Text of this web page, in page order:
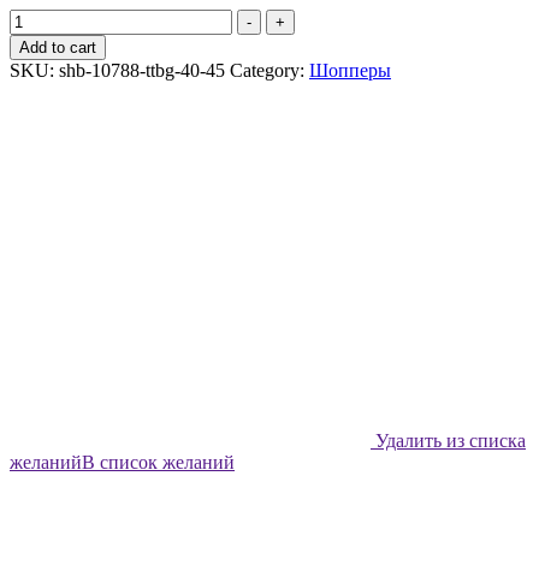
Сумка
шоппер
Shabu
Летят
-
+
Add to cart
SKU: shb-10788-ttbg-40-45 Category: Шопперы
Удалить из списка
желанийВ список желаний